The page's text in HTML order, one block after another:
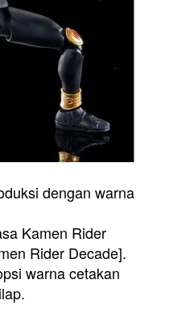
dengan warna
Kamen Rider
Rider Decade].
warna cetakan